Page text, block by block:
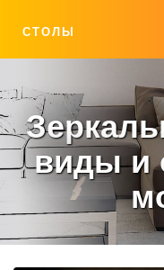
СТОЛЫ
виды и